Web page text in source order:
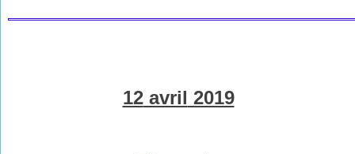
12avril 2019